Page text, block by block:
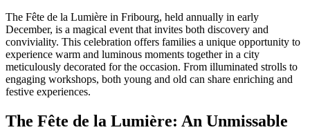
The Fête de la Lumière in Fribourg, held annually in early
December, is a magical event that invites both discovery and
conviviality. This celebration offers families a unique opportunity to
experience warm and luminous moments together in a city
meticulously decorated for the occasion. From illuminated strolls to
engaging workshops, both young and old can share enriching and
festive experiences.
The Fête de la Lumière: An Unmissable